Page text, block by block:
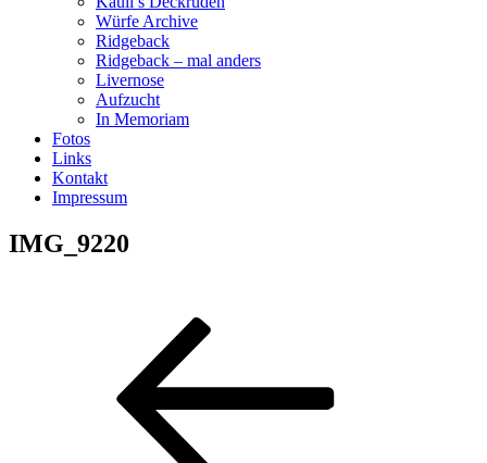
Würfe Archive
Ridgeback
Ridgeback – mal anders
Livernose
Aufzucht
In Memoriam
Fotos
Links
Kontakt
Impressum
IMG_9220
Beitragsnavigation